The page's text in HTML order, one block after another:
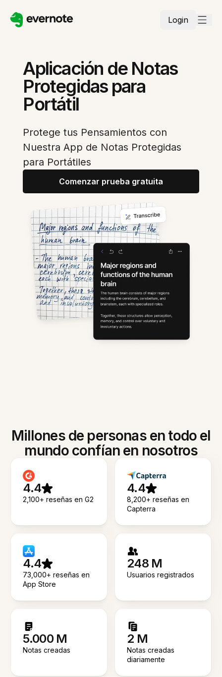
Login
Aplicación de Notas
Protegidas para
Portátil
Protege tus Pensamientos con
Nuestra App de Notas Protegidas
para Portátiles
Comenzar prueba gratuita
Millones de personas en todo el
mundo confían en nosotros
4.4
2,100+ reseñas en G2
4.4
8,200+ reseñas en
Capterra
4.4
73,000+ reseñas en
App Store
248 M
Usuarios registrados
5.000 M
Notas creadas
2 M
Notas creadas
diariamente